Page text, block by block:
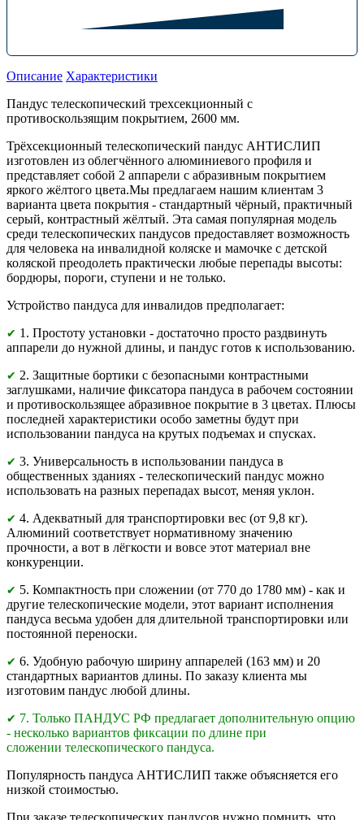
Описание Характеристики
Пандус телескопический трехсекционный с
противоскользящим покрытием, 2600 мм.
Трёхсекционный телескопический пандус АНТИСЛИП
изготовлен из облегчённого алюминиевого профиля и
представляет собой 2 аппарели с абразивным покрытием
яркого жёлтого цвета.Мы предлагаем нашим клиентам 3
варианта цвета покрытия - стандартный чёрный, практичный
серый, контрастный жёлтый. Эта самая популярная модель
среди телескопических пандусов предоставляет возможность
для человека на инвалидной коляске и мамочке с детской
коляской преодолеть практически любые перепады высоты:
бордюры, пороги, ступени и не только.
Устройство пандуса для инвалидов предполагает:
✔ 1. Простоту установки - достаточно просто раздвинуть
аппарели до нужной длины, и пандус готов к использованию.
✔ 2. Защитные бортики с безопасными контрастными
заглушками, наличие фиксатора пандуса в рабочем состоянии
и противоскользящее абразивное покрытие в 3 цветах. Плюсы
последней характеристики особо заметны будут при
использовании пандуса на крутых подъемах и спусках.
✔ 3. Универсальность в использовании пандуса в
общественных зданиях - телескопический пандус можно
использовать на разных перепадах высот, меняя уклон.
✔ 4. Адекватный для транспортировки вес (от 9,8 кг).
Алюминий соответствует нормативному значению
прочности, а вот в лёгкости и вовсе этот материал вне
конкуренции.
✔ 5. Компактность при сложении (от 770 до 1780 мм) - как и
другие телескопические модели, этот вариант исполнения
пандуса весьма удобен для длительной транспортировки или
постоянной переноски.
✔ 6. Удобную рабочую ширину аппарелей (163 мм) и 20
стандартных вариантов длины. По заказу клиента мы
изготовим пандус любой длины.
✔ 7. Только ПАНДУС РФ предлагает дополнительную опцию
- несколько вариантов фиксации по длине при
сложении телескопического пандуса.
Популярность пандуса АНТИСЛИП также объясняется его
низкой стоимостью.